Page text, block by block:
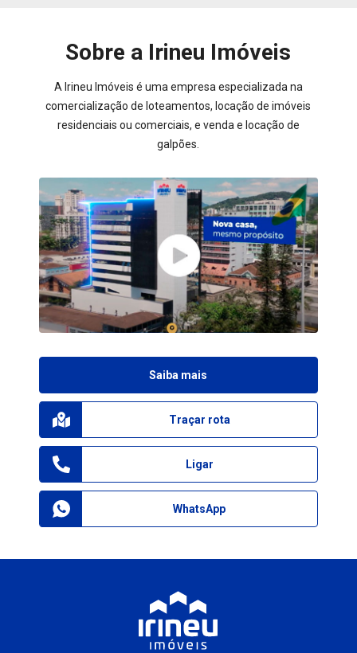
Sobre a Irineu Imóveis
A Irineu Imóveis é uma empresa especializada na
comercialização de loteamentos, locação de imóveis
residenciais ou comerciais, e venda e locação de
galpões.
Saiba mais
Traçar rota
Ligar
WhatsApp